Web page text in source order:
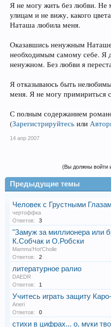
Я не могу жить без любви.
улицам и не вижу, какого
Наташа любила меня.
Оказавшись ненужным
необходимым самому себе. Я
ненужном. Без любви я
Я отказываюсь быть
меня. Я не могу примириться
С полным содержанием
(Зарегистрируйтесь или
14 апр 2007
(Вы должны войти
Предыдущие темы
Человек с Грустными
чертоффка
Ответов:
3
"Замуж за миллионера или
К.Собчак и О.Робски
Mamma'Hot'Cholle
Ответов:
2
литературное ралио
DAEDR
Ответов:
1
Учитесь играть защиту
Aneri
Ответов:
0
стихи в цифрах... о, муки